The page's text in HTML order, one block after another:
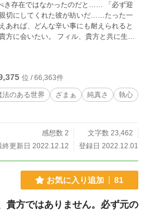
在ではなかったのだと…… 「必ず迎
あれば、どんな辛い事にも耐えられると
します。 ※この作品は作者独自の設定
。 ※本編＋おまけ数話。
位 / 66,363件
法のある世界 ざまぁ 純真さ
執心
感想数 2
文字数 23,462
終更新日 2022.12.12
登録日 2022.12.01
お気に入り追加 81
貴方ではありません。必ず元の